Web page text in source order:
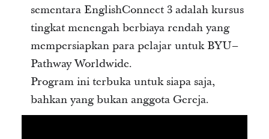
sementara EnglishConnect 3 adalah kursus
tingkat menengah berbiaya rendah yang
mempersiapkan para pelajar untuk BYU–
Pathway Worldwide.
Program ini terbuka untuk siapa saja,
bahkan yang bukan anggota Gereja.